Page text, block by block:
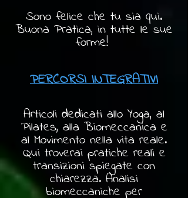
Sono felice che tu sia qui.
Buona Pratica, in tutte le sue
forme!
PERCORSI INTEGRATIVI
Articoli dedicati allo Yoga, al
Pilates, alla Biomeccanica e
al Movimento nella vita reale.
Qui troverai pratiche reali e
transizioni spiegate con
chiarezza. Analisi
biomeccaniche per